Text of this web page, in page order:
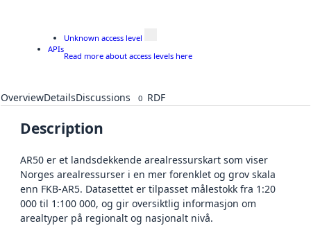
APIs
Unknown access level
Read more about access levels here
OverviewDetailsDiscussions 0 RDF
Description
AR50 er et landsdekkende arealressurskart som viser
Norges arealressurser i en mer forenklet og grov skala
enn FKB-AR5. Datasettet er tilpasset målestokk fra 1:20
000 til 1:100 000, og gir oversiktlig informasjon om
arealtyper på regionalt og nasjonalt nivå.